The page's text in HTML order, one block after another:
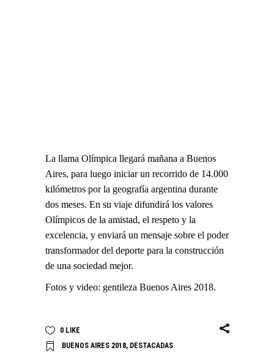
La llama Olímpica llegará mañana a Buenos
Aires, para luego iniciar un recorrido de 14.000
kilómetros por la geografía argentina durante
dos meses. En su viaje difundirá los valores
Olímpicos de la amistad, el respeto y la
excelencia, y enviará un mensaje sobre el poder
transformador del deporte para la construcción
de una sociedad mejor.
Fotos y video: gentileza Buenos Aires 2018.
0 LIKE
BUENOS AIRES 2018, DESTACADAS